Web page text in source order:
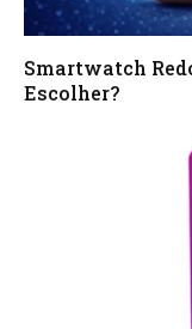
Smartwatch
Escolher?